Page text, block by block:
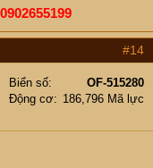
0902655199
#14
Biển số
OF-515280
Động cơ
186,796 Mã lực